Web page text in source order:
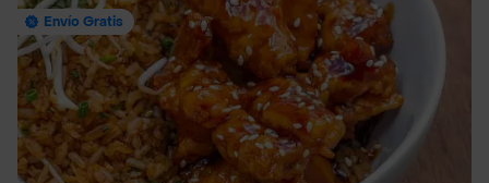
Envío Gratis